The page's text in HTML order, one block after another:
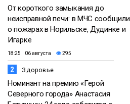
От короткого замыкания до
неисправной печи: в МЧС сообщили
о пожарах в Норильске, Дудинке и
Игарке
18:25 06 августа 295
2 Здоровье
Номинант на премию «Герой
Северного города» Анастасия